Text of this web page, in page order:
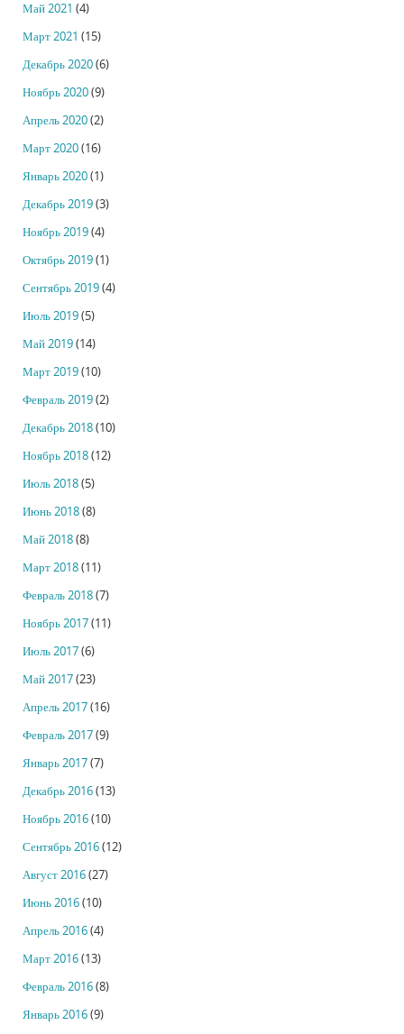
Май 2021 (4)
Март 2021 (15)
Декабрь 2020(6)
Ноябрь 2020(9)
Апрель 2020(2)
Март 2020(16)
Январь 2020(1)
Декабрь 2019(3)
Ноябрь 2019(4)
Октябрь 2019(1)
Сентябрь 2019(4)
Июль 2019(5)
Май 2019(14)
Март 2019(10)
Февраль 2019(2)
Декабрь 2018(10)
Ноябрь 2018(12)
Июль 2018(5)
Июнь 2018(8)
Май 2018(8)
Март 2018(11)
Февраль 2018(7)
Ноябрь 2017(11)
Июль 2017(6)
Май 2017(23)
Апрель 2017(16)
Февраль 2017(9)
Январь 2017(7)
Декабрь 2016(13)
Ноябрь 2016(10)
Сентябрь 2016(12)
Август 2016(27)
Июнь 2016(10)
Апрель 2016(4)
Март 2016(13)
Февраль 2016(8)
Январь 2016(9)